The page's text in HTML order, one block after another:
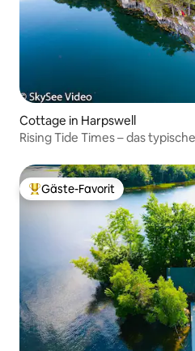
Cottage in Harpswell
Rising Tide Times – das
Beliebter Gäste-Favorit.
Gäste-Favorit